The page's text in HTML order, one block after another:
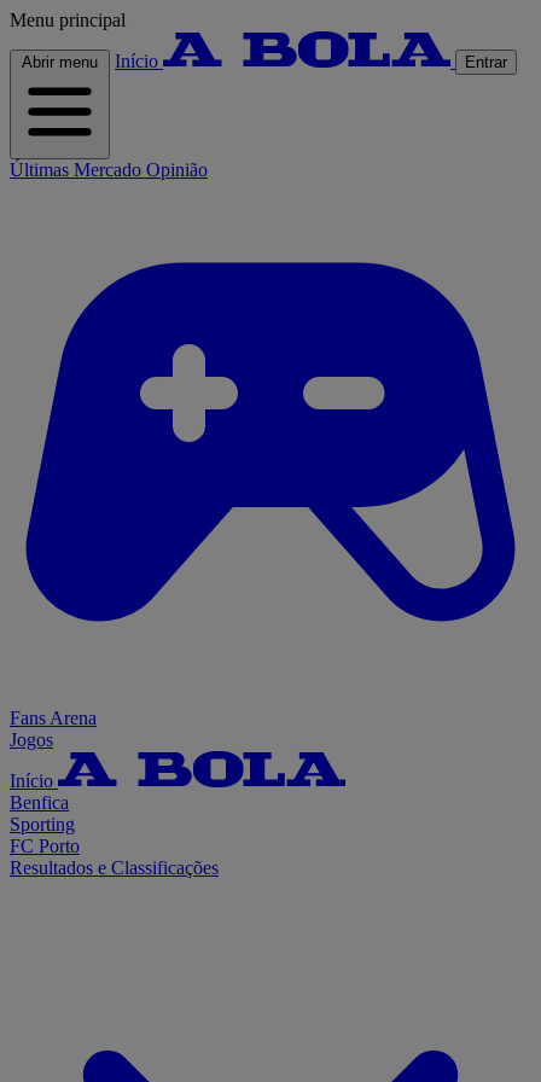
Menu principal
Abrir menu Início Entrar
Últimas Mercado Opinião
Fans Arena
Jogos
Início
Benfica
Sporting
FC Porto
Resultados e Classificações